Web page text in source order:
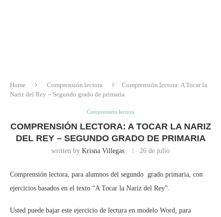
Home Comprensión lectora
Comprensión lectora: A Tocar la
Nariz del Rey – Segundo grado de primaria
Comprensión lectora
COMPRENSIÓN LECTORA: A TOCAR LA NARIZ
DEL REY – SEGUNDO GRADO DE PRIMARIA
written by Krisna Villegas 26 de julio
Comprensión lectora, para alumnos del segundo grado primaria, con
ejercicios basados en el texto “A Tocar la Nariz del Rey”.
Usted puede bajar este ejercicio de lectura en modelo Word, para